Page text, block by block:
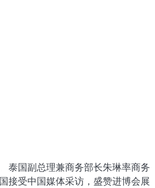
泰国副总理兼商务部长朱琳率商务
接受中国媒体采访，盛赞进博会展